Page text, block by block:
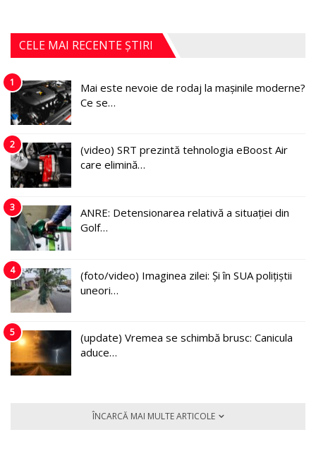
CELE MAI RECENTE ȘTIRI
1
Mai este nevoie de rodaj la mașinile moderne?
Ce se…
2
(video) SRT prezintă tehnologia eBoost Air
care elimină…
3
ANRE: Detensionarea relativă a situației din
Golf…
4
(foto/video) Imaginea zilei: Și în SUA polițiștii
uneori…
5
(update) Vremea se schimbă brusc: Canicula
aduce…
ÎNCARCĂ MAI MULTE ARTICOLE